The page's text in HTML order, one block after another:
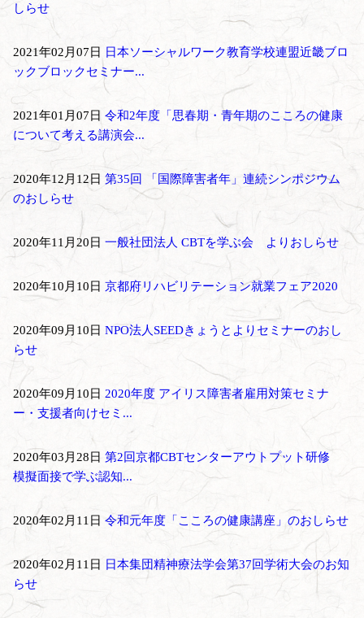
しらせ
2021年02月07日
日本ソーシャルワーク教育学校連盟近畿ブロ
ックブロックセミナー...
2021年01月07日 令和2年度「思春期・青年期のこころの健康
について考える講演会...
2020年12月12日 第35回 「国際障害者年」連続シンポジウム
のおしらせ
2020年11月20日 一般社団法人 CBTを学ぶ会 よりおしらせ
2020年10月10日 京都府リハビリテーション就業フェア2020
2020年09月10日 NPO法人SEEDきょうとよりセミナーのおし
らせ
2020年09月10日 2020年度 アイリス障害者雇用対策セミナ
ー・支援者向けセミ...
2020年03月28日 第2回京都CBTセンターアウトプット研修
模擬面接で学ぶ認知...
2020年02月11日 令和元年度「こころの健康講座」のおしらせ
2020年02月11日
日本集団精神療法学会第37回学術大会のお知
らせ